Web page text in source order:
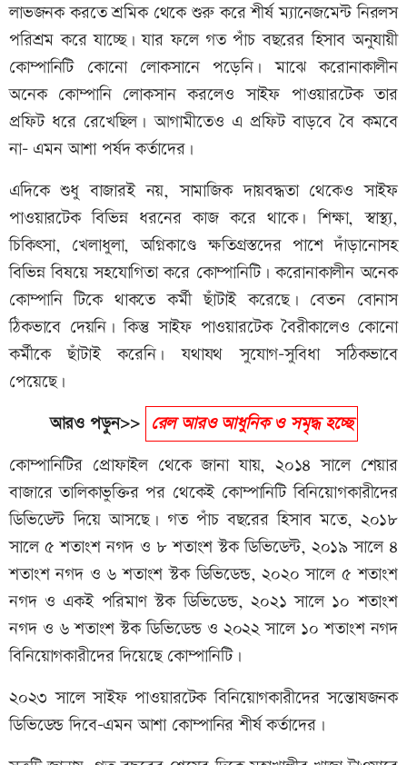
লাভজনক করতে শ্রমিক থেকে শুরু করে শীর্ষ ম্যানেজমেন্ট নিরলস
পরিশ্রম করে যাচ্ছে। যার ফলে গত পাঁচ বছরের হিসাব অনুযায়ী
কোম্পানিটি কোনো লোকসানে পড়েনি। মাঝে করোনাকালীন
অনেক কোম্পানি লোকসান করলেও সাইফ পাওয়ারটেক তার
প্রফিট ধরে রেখেছিল। আগামীতেও এ প্রফিট বাড়বে বৈ কমবে
না- এমন আশা পর্ষদ কর্তাদের।
এদিকে শুধু বাজারই নয়, সামাজিক দায়বদ্ধতা থেকেও সাইফ
পাওয়ারটেক বিভিন্ন ধরনের কাজ করে থাকে। শিক্ষা, স্বাস্থ্য,
চিকিৎসা, খেলাধুলা, অগ্নিকাণ্ডে ক্ষতিগ্রস্তদের পাশে দাঁড়ানোসহ
বিভিন্ন বিষয়ে সহযোগিতা করে কোম্পানিটি। করোনাকালীন অনেক
কোম্পানি টিকে থাকতে কর্মী ছাঁটাই করেছে। বেতন বোনাস
ঠিকভাবে দেয়নি। কিন্তু সাইফ পাওয়ারটেক বৈরীকালেও কোনো
কর্মীকে ছাঁটাই করেনি। যথাযথ সুযোগ-সুবিধা সঠিকভাবে
পেয়েছে।
আরও পড়ুন>> রেল আরও আধুনিক ও সমৃদ্ধ হচ্ছে
কোম্পানিটির প্রোফাইল থেকে জানা যায়, ২০১৪ সালে শেয়ার
বাজারে তালিকাভুক্তির পর থেকেই কোম্পানিটি বিনিয়োগকারীদের
ডিভিডেন্ট দিয়ে আসছে। গত পাঁচ বছরের হিসাব মতে, ২০১৮
সালে ৫ শতাংশ নগদ ও ৮ শতাংশ স্টক ডিভিডেন্ট, ২০১৯ সালে ৪
শতাংশ নগদ ও ৬ শতাংশ স্টক ডিভিডেন্ড, ২০২০ সালে ৫ শতাংশ
নগদ ও একই পরিমাণ স্টক ডিভিডেন্ড, ২০২১ সালে ১০ শতাংশ
নগদ ও ৬ শতাংশ স্টক ডিভিডেন্ড ও ২০২২ সালে ১০ শতাংশ নগদ
বিনিয়োগকারীদের দিয়েছে কোম্পানিটি।
২০২৩ সালে সাইফ পাওয়ারটেক বিনিয়োগকারীদের সন্তোষজনক
ডিভিডেন্ড দিবে-এমন আশা কোম্পানির শীর্ষ কর্তাদের।